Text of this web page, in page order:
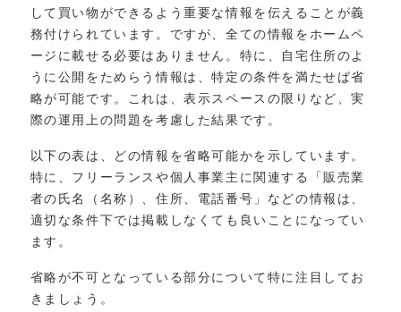
して買い物ができるよう重要な情報を伝えることが義
務付けられています。ですが、全ての情報をホームペ
ージに載せる必要はありません。特に、自宅住所のよ
うに公開をためらう情報は、特定の条件を満たせば省
略が可能です。これは、表示スペースの限りなど、実
際の運用上の問題を考慮した結果です。
以下の表は、どの情報を省略可能かを示しています。
特に、フリーランスや個人事業主に関連する「販売業
者の氏名（名称）、住所、電話番号」などの情報は、
適切な条件下では掲載しなくても良いことになってい
ます。
省略が不可となっている部分について特に注目してお
きましょう。